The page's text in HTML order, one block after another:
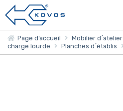
Page d’accueil Mobilier d´atelier
charge lourde
Planches d´établis